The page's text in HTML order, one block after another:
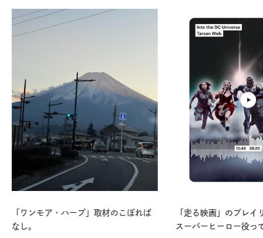
「ワンモア・ハーブ」取材のこぼれば
なし。
「走る映画」のプレイ
スーパーヒーロー役っ